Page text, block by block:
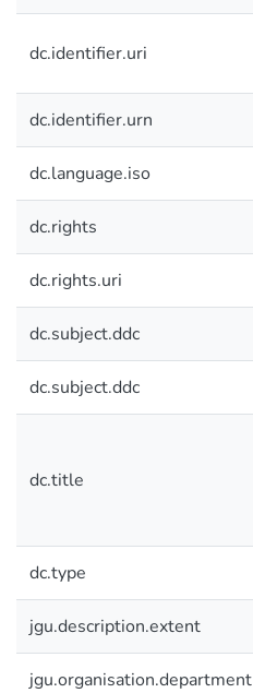
dc.identifier.uri
dc.identifier.urn
dc.language.iso
dc.rights
dc.rights.uri
dc.subject.ddc
dc.subject.ddc
dc.title
dc.type
jgu.description.extent
jgu.organisation.department